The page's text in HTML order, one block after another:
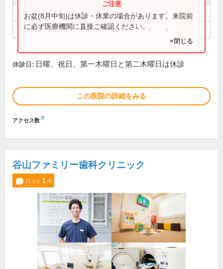
9:00～13:00 ● ● ● ● ●
14:00～18:00 ● ● ●
お盆(8月中旬)は休診・休業の場合があります。来院前
に必ず医療機関に直接ご確認ください。
×閉じる
休診日: 日曜、祝日、第一木曜日と第二木曜日は休診
この医院の詳細をみる
アクセス数※
谷山ファミリー歯科クリニック
口コミ 1件